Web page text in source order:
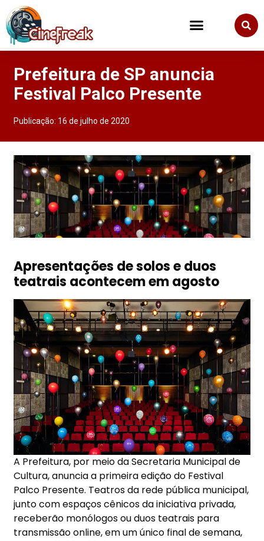
Prefeitura de SP anuncia
Festival Palco Presente
Publicação: 16 de julho de 2020
Apresentações de solos e duos
teatrais acontecem em agosto
A Prefeitura, por meio da Secretaria Municipal de
Cultura, anuncia a primeira edição do Festival
Palco Presente. Teatros da rede pública municipal,
junto com espaços cênicos da iniciativa privada,
receberão monólogos ou duos teatrais para
transmissão online, em um único final de semana,